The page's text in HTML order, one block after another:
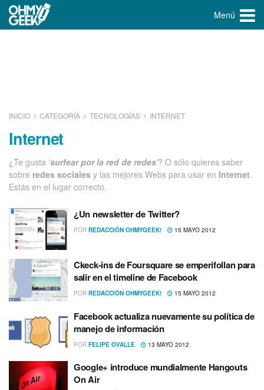
Menú
INICIO CATEGORÍA TECNOLOGÍ­AS INTERNET
Internet
¿Te gusta 'surfear por la red de redes'? O sólo quieres saber
sobre redes sociales y las mejores Webs para usar en Internet.
Estás en el lugar correcto.
¿Un newsletter de Twitter?
POR REDACCIÓN OHMYGEEK! 15 MAYO 2012
Ckeck-ins de Foursquare se emperifollan para
salir en el timeline de Facebook
POR REDACCIÓN OHMYGEEK! 15 MAYO 2012
Facebook actualiza nuevamente su polí­tica de
manejo de información
POR FELIPE OVALLE 13 MAYO 2012
Google+ introduce mundialmente Hangouts
On Air